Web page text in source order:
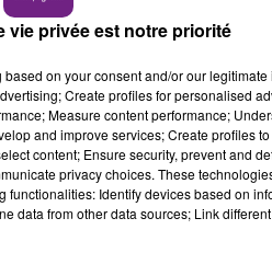
institutions du centre-ville
vie privée est notre priorité
on your consent and/or our legitimate
Create profiles for personalised
Measure content performance;
and improve services; Create profiles
content; Ensure security, prevent and
privacy choices. These
Identify devices based on
data from other data sources; Link